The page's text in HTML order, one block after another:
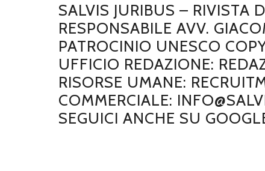
SALVIS JURIBUS – RIVISTA
RESPONSABILE AVV.
PATROCINIO UNESCO
UFFICIO REDAZIONE:
RISORSE UMANE:
COMMERCIALE:
SEGUICI ANCHE SU